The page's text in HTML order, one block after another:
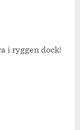
i ryggen dock!